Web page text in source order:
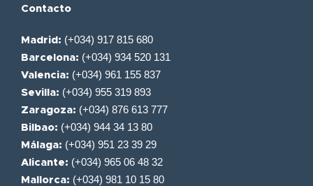
Contacto
Madrid: (+034) 917 815 680
Barcelona: (+034) 934 520 131
Valencia: (+034) 961 155 837
Sevilla: (+034) 955 319 893
Zaragoza: (+034) 876 613 777
Bilbao: (+034) 944 34 13 80
Málaga: (+034) 951 23 39 29
Alicante: (+034) 965 06 48 32
Mallorca: (+034) 981 10 15 80